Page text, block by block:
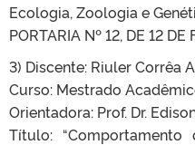
Ecologia, Zoologia e
PORTARIA Nº 12, DE 12
3) Discente: Riuler Corrêa
Curso: Mestrado
Orientadora: Prof. Dr.
Título: “Comportamento